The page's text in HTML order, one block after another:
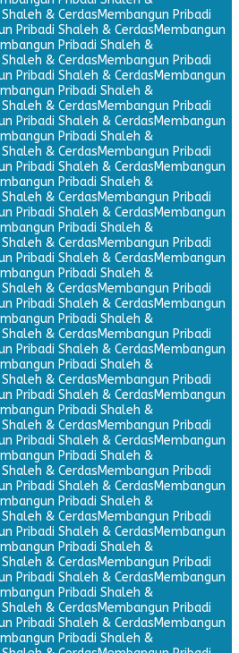
& CerdasMembangun Pribadi
Pribadi Shaleh & CerdasMembangun
Pribadi Shaleh &
& CerdasMembangun Pribadi
Pribadi Shaleh & CerdasMembangun
Pribadi Shaleh &
& CerdasMembangun Pribadi
Pribadi Shaleh & CerdasMembangun
Pribadi Shaleh &
& CerdasMembangun Pribadi
Pribadi Shaleh & CerdasMembangun
Pribadi Shaleh &
& CerdasMembangun Pribadi
Pribadi Shaleh & CerdasMembangun
Pribadi Shaleh &
& CerdasMembangun Pribadi
Pribadi Shaleh & CerdasMembangun
Pribadi Shaleh &
& CerdasMembangun Pribadi
Pribadi Shaleh & CerdasMembangun
Pribadi Shaleh &
& CerdasMembangun Pribadi
Pribadi Shaleh & CerdasMembangun
Pribadi Shaleh &
& CerdasMembangun Pribadi
Pribadi Shaleh & CerdasMembangun
Pribadi Shaleh &
& CerdasMembangun Pribadi
Pribadi Shaleh & CerdasMembangun
Pribadi Shaleh &
& CerdasMembangun Pribadi
Pribadi Shaleh & CerdasMembangun
Pribadi Shaleh &
& CerdasMembangun Pribadi
Pribadi Shaleh & CerdasMembangun
Pribadi Shaleh &
& CerdasMembangun Pribadi
Pribadi Shaleh & CerdasMembangun
Pribadi Shaleh &
& CerdasMembangun Pribadi
Pribadi Shaleh & CerdasMembangun
Pribadi Shaleh &